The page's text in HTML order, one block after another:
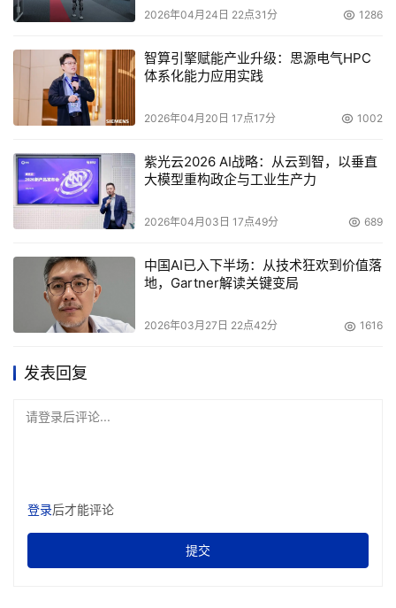
击者的目标。Akamai统计显示，2024年全球约1/3的API攻
自家API总量都没有全面掌握，更谈不上有效管理。
从马俊的介绍中了解到，过去一年里，API相关的安全问
题，在全球范围内造成的经济损失已经高达870亿美元，如
果按照这样的发展趋势，预计2026年会超过1000亿美元。
重点行业和不同地区的安全趋势概况
明显不同。报告指出，电商零售、高科技、金融服务与社交
媒体成为黑客的主要攻击目标，不同类型的攻击在行业间也
呈现出不同特点。
2026年04月24日 22点31分 1286
智算引擎赋能产业升级：思源电气HPC
体系化能力应用实践
2026年04月20日 17点17分 1002
紫光云2026 AI战略：从云到智，以垂直
大模型重构政企与工业生产力
2026年04月03日 17点49分 689
中国AI已入下半场：从技术狂欢到价值落
地，Gartner解读关键变局
2026年03月27日 22点42分 1616
发表回复
请登录后评论...
登录后才能评论
提交